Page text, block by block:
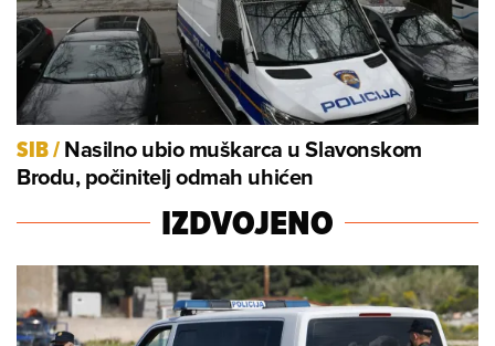
SIB/Nasilno ubio muškarca u Slavonskom
Brodu, počinitelj odmah uhićen
IZDVOJENO